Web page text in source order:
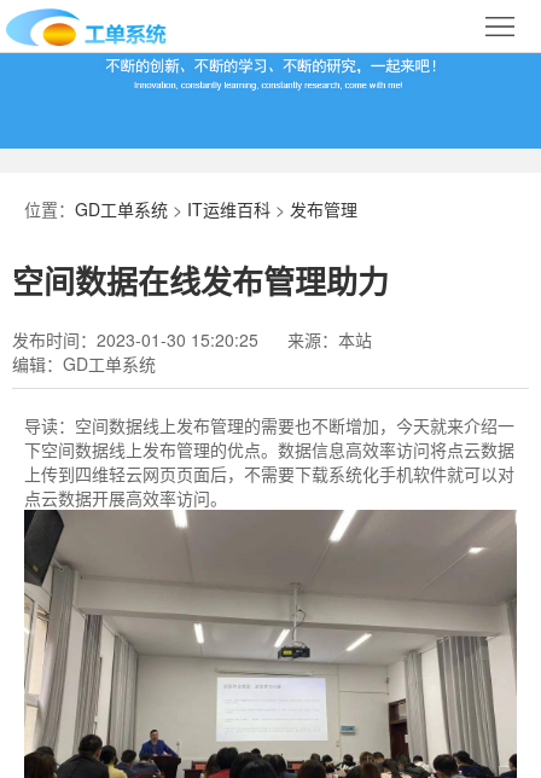
首
百
科
下
载
于
我
行
业
位置： GD工单系统 > IT运维百科 > 发布管理
空间数据在线发布管理助力
发布时间：2023-01-30 15:20:25
来源：本站
编辑：GD工单系统
导读： 空间数据线上发布管理​的需要也不断增加，今天就来介绍一
下空间数据线上发布管理的优点。数据信息高效率访问将点云数据
上传到四维轻云网页页面后，不需要下载系统化手机软件就可以对
点云数据开展高效率访问。